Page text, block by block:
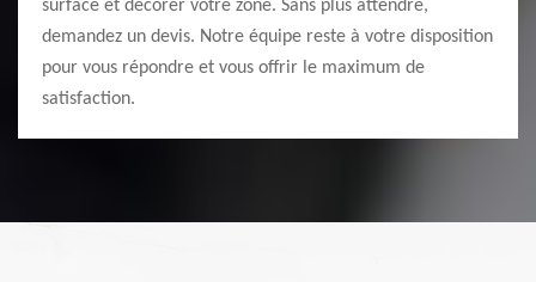
surface et décorer votre zone. Sans plus attendre,
demandez un devis. Notre équipe reste à votre disposition
pour vous répondre et vous offrir le maximum de
satisfaction.